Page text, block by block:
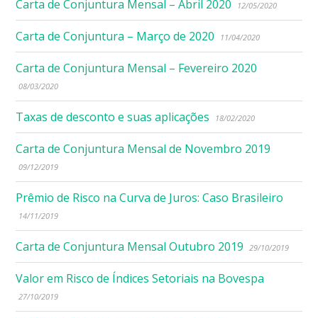
Carta de Conjuntura Mensal – Abril 2020 12/05/2020
Carta de Conjuntura – Março de 2020 11/04/2020
Carta de Conjuntura Mensal – Fevereiro 2020
08/03/2020
Taxas de desconto e suas aplicações 18/02/2020
Carta de Conjuntura Mensal de Novembro 2019
09/12/2019
Prêmio de Risco na Curva de Juros: Caso Brasileiro
14/11/2019
Carta de Conjuntura Mensal Outubro 2019 29/10/2019
Valor em Risco de Índices Setoriais na Bovespa
27/10/2019